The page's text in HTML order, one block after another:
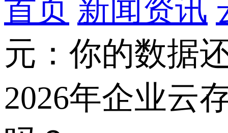
首页 新闻资讯
元：你的数据
2026年企业云